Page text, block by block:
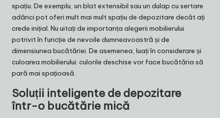
spațiu. De exemplu, un blat extensibil sau un dulap cu sertare
adânci pot oferi mult mai mult spațiu de depozitare decât ați
crede inițial. Nu uitați de importanța alegerii mobilierului
potrivit în funcție de nevoile dumneavoastră și de
dimensiunea bucătăriei. De asemenea, luați în considerare și
culoarea mobilierului: culorile deschise vor face bucătăria să
pară mai spațioasă.
Soluții inteligente de depozitare
într-o bucătărie mică